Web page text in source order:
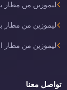
ليموزين من مطار
ليموزين من مطار
ليموزين من مطار
تواصل معنا